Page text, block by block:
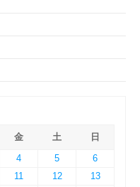
金 土
日
4 5
6
11 12
13